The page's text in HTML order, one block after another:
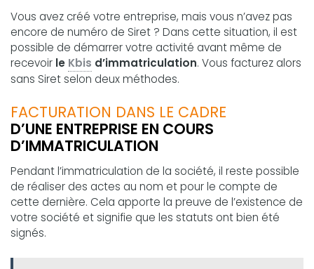
Vous avez créé votre entreprise, mais vous n’avez pas
encore de numéro de Siret ? Dans cette situation, il est
possible de démarrer votre activité avant même de
recevoir le Kbis d’immatriculation. Vous facturez alors
sans Siret selon deux méthodes.
FACTURATION DANS LE CADRE
D’UNE ENTREPRISE EN COURS
D’IMMATRICULATION
Pendant l’immatriculation de la société, il reste possible
de réaliser des actes au nom et pour le compte de
cette dernière. Cela apporte la preuve de l’existence de
votre société et signifie que les statuts ont bien été
signés.